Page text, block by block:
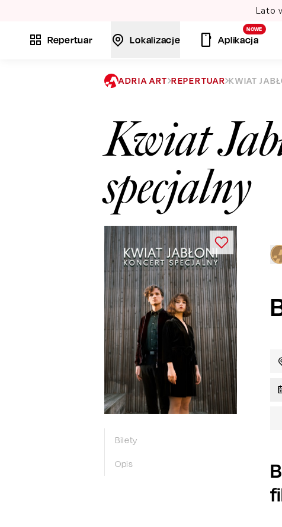
Lato
Repertuar Lokalizacje
NOWE
Aplikacja
ADRIA ART REPERTUAR KWIAT
Kwiat
specjalny
Bilety
Opis